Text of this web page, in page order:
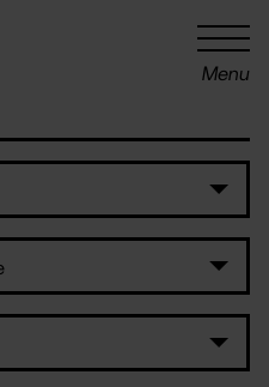
Menu